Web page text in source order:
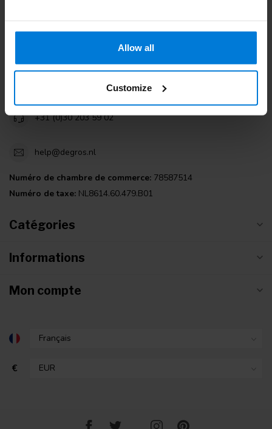
Allow all
Customize
Degros
3821AJ Amersfoort
+31 (0)30 203 59 02
help@degros.nl
Numéro de chambre de commerce: 78587514
Numéro de taxe: NL8614.60.479.B01
Catégories
Informations
Mon compte
€